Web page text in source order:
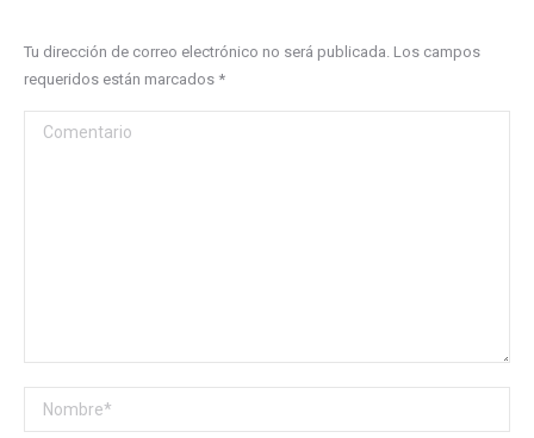
Tu dirección de correo electrónico no será publicada. Los campos
requeridos están marcados *
Comentario
Nombre *